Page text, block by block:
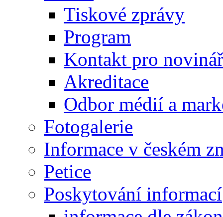
Tiskové zprávy
Program
Kontakt pro
Akreditace
Odbor médií a
Fotogalerie
Informace v českém
Petice
Poskytování informací